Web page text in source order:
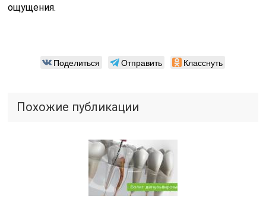
ощущения.
Поделиться Отправить Класснуть
Похожие публикации